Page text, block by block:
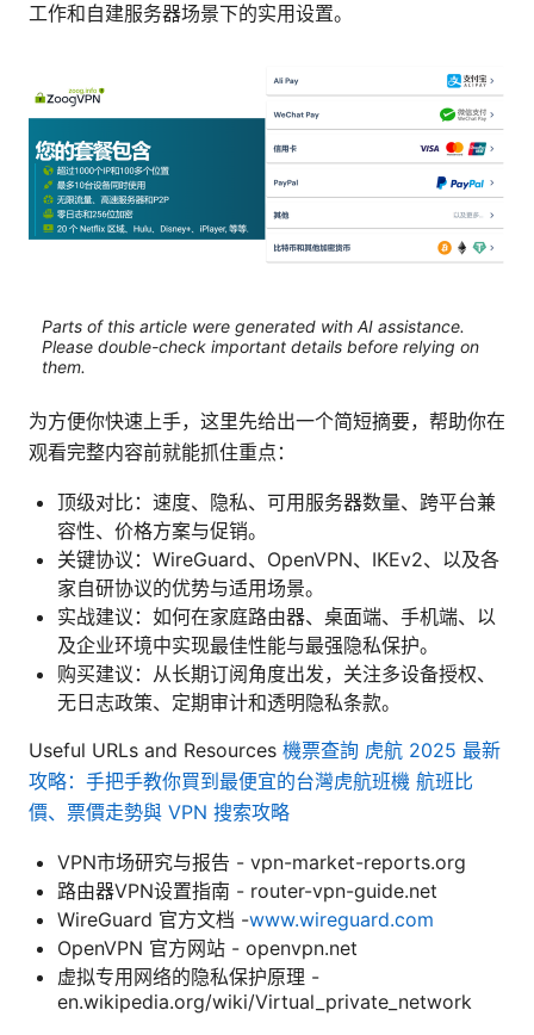
工作和自建服务器场景下的实用设置。
Parts of this article were generated with AI assistance.
Please double-check important details before relying on
them.
为方便你快速上手，这里先给出一个简短摘要，帮助你在
观看完整内容前就能抓住重点：
顶级对比：速度、隐私、可用服务器数量、跨平台兼
容性、价格方案与促销。
关键协议：WireGuard、OpenVPN、IKEv2、以及各
家自研协议的优势与适用场景。
实战建议：如何在家庭路由器、桌面端、手机端、以
及企业环境中实现最佳性能与最强隐私保护。
购买建议：从长期订阅角度出发，关注多设备授权、
无日志政策、定期审计和透明隐私条款。
Useful URLs and Resources 機票查詢 虎航 2025 最新
攻略：手把手教你買到最便宜的台灣虎航班機 航班比
價、票價走勢與 VPN 搜索攻略
VPN市场研究与报告 - vpn-market-reports.org
路由器VPN设置指南 - router-vpn-guide.net
WireGuard 官方文档 -www.wireguard.com
OpenVPN 官方网站 - openvpn.net
虚拟专用网络的隐私保护原理 -
en.wikipedia.org/wiki/Virtual_private_network